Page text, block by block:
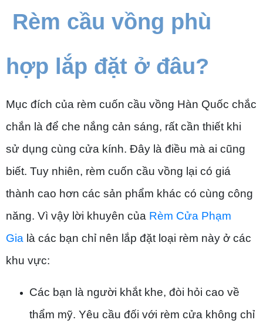
Rèm cầu vồng phù
hợp lắp đặt ở đâu?
Mục đích của rèm cuốn cầu vồng Hàn Quốc chắc
chắn là để che nắng cản sáng, rất cần thiết khi
sử dụng cùng cửa kính. Đây là điều mà ai cũng
biết. Tuy nhiên, rèm cuốn cầu vồng lại có giá
thành cao hơn các sản phẩm khác có cùng công
năng. Vì vậy lời khuyên của Rèm Cửa Phạm
Gia là các bạn chỉ nên lắp đặt loại rèm này ở các
khu vực:
Các bạn là người khắt khe, đòi hỏi cao về
thẩm mỹ. Yêu cầu đối với rèm cửa không chỉ